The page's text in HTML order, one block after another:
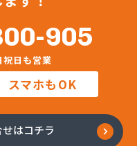
905
祝日も営業
スマホもOK
はコチラ